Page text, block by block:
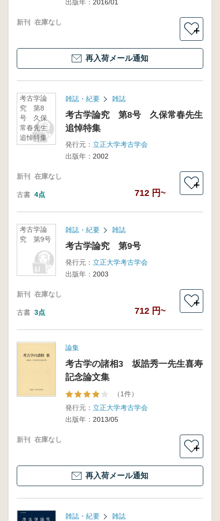
出版年： 2016/01
新刊 在庫なし
＋
再入荷メール通知
考古学論
究 第8
号 久保
常春先生
追悼特集
雑誌・紀要 雑誌
考古学論究 第8号 久保常春先生
追悼特集
発行元： 立正大学考古学会
出版年： 2002
新刊 在庫なし
古書 4点 712 円~
＋
考古学論
究 第9号
雑誌・紀要 雑誌
考古学論究 第9号
発行元： 立正大学考古学会
出版年： 2003
新刊 在庫なし
古書 3点 712 円~
＋
論集
考古学の諸相3 坂誥秀一先生喜寿
記念論文集
（1件）
発行元： 立正大学考古学会
出版年： 2013/05
新刊 在庫なし
＋
再入荷メール通知
雑誌・紀要 雑誌